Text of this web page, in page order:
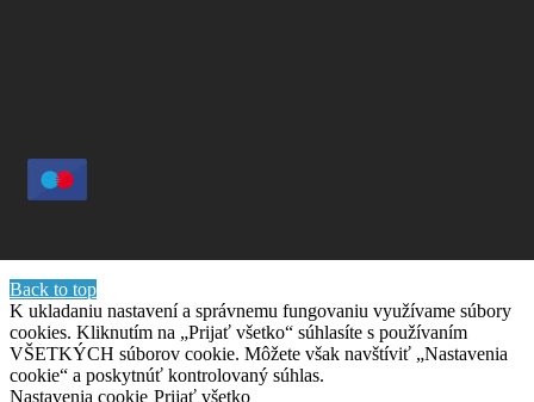
Back to top
K ukladaniu nastavení a správnemu fungovaniu využívame súbory
cookies. Kliknutím na „Prijať všetko“ súhlasíte s používaním
VŠETKÝCH súborov cookie. Môžete však navštíviť „Nastavenia
cookie“ a poskytnúť kontrolovaný súhlas.
Nastavenia cookie Prijať všetko